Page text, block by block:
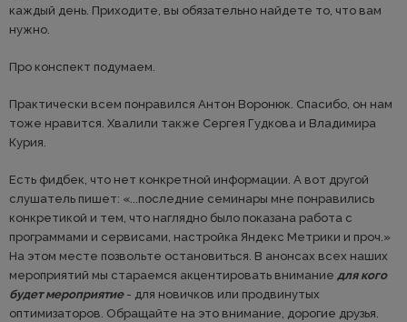
каждый день. Приходите, вы обязательно найдете то, что вам
нужно.
Про конспект подумаем.
Практически всем понравился Антон Воронюк. Спасибо, он нам
тоже нравится. Хвалили также Сергея Гудкова и Владимира
Курия.
Есть фидбек, что нет конкретной информации. А вот другой
слушатель пишет: «...последние семинары мне понравились
конкретикой и тем, что наглядно было показана работа с
программами и сервисами, настройка Яндекс Метрики и проч.»
На этом месте позвольте остановиться. В анонсах всех наших
мероприятий мы стараемся акцентировать внимание для кого
будет мероприятие- для новичков или продвинутых
оптимизаторов. Обращайте на это внимание, дорогие друзья.